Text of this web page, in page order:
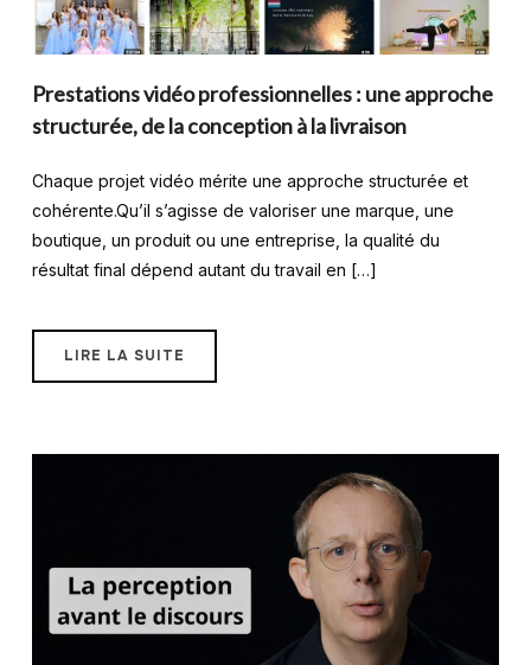
Prestations vidéo professionnelles : une approche
structurée, de la conception à la livraison
Chaque projet vidéo mérite une approche structurée et
cohérente.Qu’il s’agisse de valoriser une marque, une
boutique, un produit ou une entreprise, la qualité du
résultat final dépend autant du travail en […]
LIRE LA SUITE